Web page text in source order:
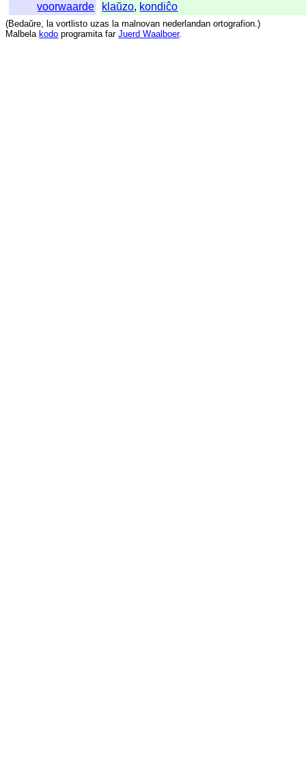
voorwaarde
klaŭzo, kondiĉo
(Bedaŭre, la vortlisto uzas la malnovan nederlandan ortografion.)
Malbela kodo programita far Juerd Waalboer.